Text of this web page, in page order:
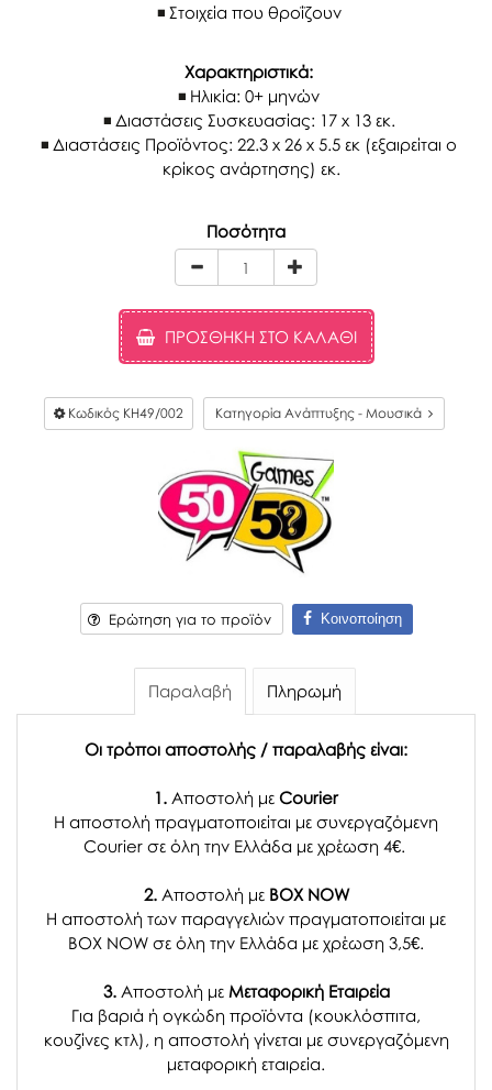
Στοιχεία που θροΐζουν
Xαρακτηριστικά:
Ηλικία: 0+ μηνών
Διαστάσεις Συσκευασίας: 17 x 13 εκ.
Διαστάσεις Προϊόντος: 22.3 x 26 x 5.5 εκ (εξαιρείται ο
κρίκος ανάρτησης) εκ.
Ποσότητα
ΠΡΟΣΘΉΚΗ ΣΤΟ ΚΑΛΆΘΙ
Κωδικός KH49/002 Κατηγορία Ανάπτυξης - Μουσικά
Ερώτηση για το προϊόν Κοινοποίηση
Παραλαβή Πληρωμή
Οι τρόποι αποστολής / παραλαβής είναι:
1. Αποστολή με Courier
Η αποστολή πραγματοποιείται με συνεργαζόμενη
Courier σε όλη την Ελλάδα με χρέωση 4€.
2. Αποστολή μεBOX NOW
Η αποστολή των παραγγελιών πραγματοποιείται με
BOX NOW σε όλη την Ελλάδα με χρέωση 3,5€.
3. Αποστολή μεΜεταφορική Εταιρεία
Για βαριά ή ογκώδη προϊόντα (κουκλόσπιτα,
κουζίνες κτλ), η αποστολή γίνεται με συνεργαζόμενη
μεταφορική εταιρεία.